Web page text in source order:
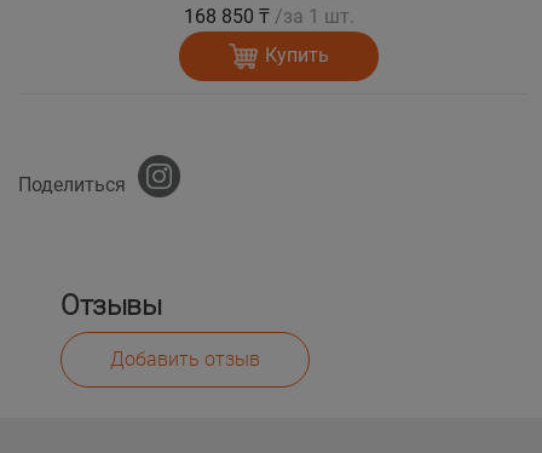
168 850 ₸ /за 1 шт.
Купить
Поделиться
Отзывы
Добавить отзыв